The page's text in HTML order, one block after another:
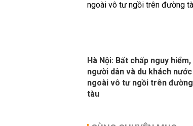
Hà Nội: Bất chấp nguy hiểm,
người dân và du khách nước
ngoài vô tư ngồi trên đường
tàu